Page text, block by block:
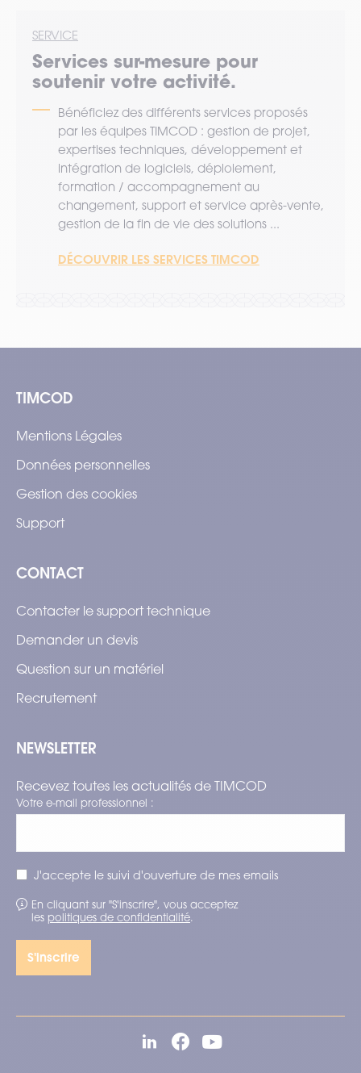
SERVICE
Services sur-mesure pour
soutenir votre activité.
Bénéficiez des différents services proposés
par les équipes TIMCOD : gestion de projet,
expertises techniques, développement et
intégration de logiciels, déploiement,
formation / accompagnement au
changement, support et service après-vente,
gestion de la fin de vie des solutions ...
DÉCOUVRIR LES SERVICES TIMCOD
TIMCOD
Mentions Légales
Données personnelles
Gestion des cookies
Support
CONTACT
Contacter le support technique
Demander un devis
Question sur un matériel
Recrutement
NEWSLETTER
Recevez toutes les actualités de TIMCOD
Votre e-mail professionnel :
J'accepte le suivi d'ouverture de mes emails
En cliquant sur "S'inscrire", vous acceptez
les politiques de confidentialité.